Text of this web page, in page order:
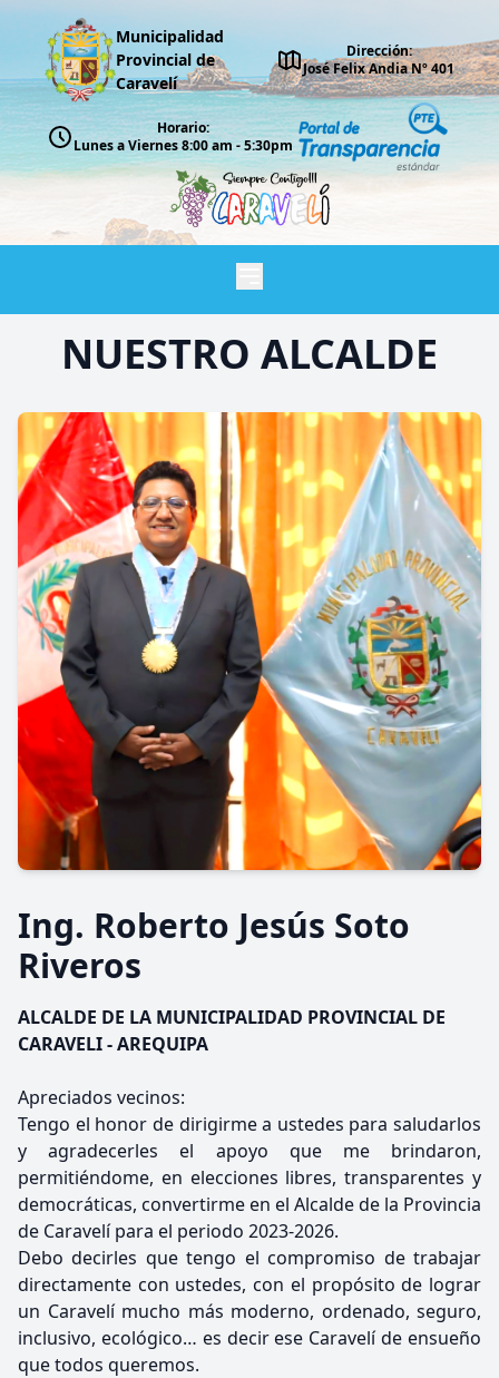
Municipalidad
Provincial de
Caravelí
Dirección:
José Felix Andia Nº 401
Horario:
Lunes a Viernes 8:00 am - 5:30pm
NUESTRO ALCALDE
Ing. Roberto Jesús Soto
Riveros
ALCALDE DE LA MUNICIPALIDAD PROVINCIAL DE
CARAVELI - AREQUIPA
Apreciados vecinos:
Tengo el honor de dirigirme a ustedes para saludarlos
y agradecerles el apoyo que me brindaron,
permitiéndome, en elecciones libres, transparentes y
democráticas, convertirme en el Alcalde de la Provincia
de Caravelí para el periodo 2023-2026.
Debo decirles que tengo el compromiso de trabajar
directamente con ustedes, con el propósito de lograr
un Caravelí mucho más moderno, ordenado, seguro,
inclusivo, ecológico… es decir ese Caravelí de ensueño
que todos queremos.